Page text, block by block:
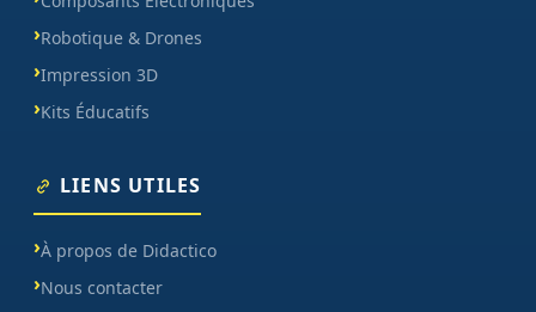
Robotique & Drones
Impression 3D
Kits Éducatifs
LIENS UTILES
À propos de Didactico
Nous contacter